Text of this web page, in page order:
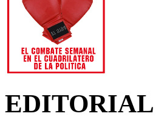
EDITORIAL